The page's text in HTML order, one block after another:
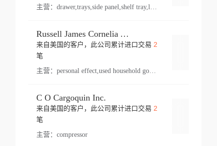
主营：
Russell James Cornelia Arlington Va
来自美国的客户，此公司累计进口交易 2
笔
主营： personal effect,used household goods
C O Cargoquin Inc.
来自美国的客户，此公司累计进口交易 2
笔
主营： compressor